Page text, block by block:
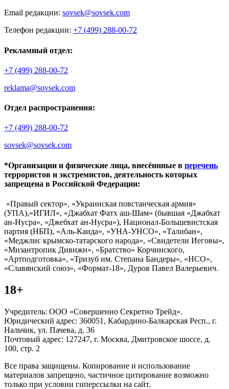
Email редакции: sovsek@sovsek.com
Телефон редакции: +7 (499) 288-00-72
Рекламный отдел:
+7 (499) 288-00-72
reklama@sovsek.com
Отдел распространения:
+7 (499) 288-00-72
sovsek@sovsek.com
*Организации и физические лица, внесённные в перечень
террористов и экстремистов, деятельность которых
запрещена в Российской Федерации:
«Правый сектор», «Украинская повстанческая армия»
(УПА),«ИГИЛ», «Джабхат Фатх аш-Шам» (бывшая «Джабхат
ан-Нусра», «Джебхат ан-Нусра»), Национал-Большевистская
партия (НБП), «Аль-Каида», «УНА-УНСО», «Талибан»,
«Меджлис крымско-татарского народа», «Свидетели Иеговы»,
«Мизантропик Дивижн», «Братство» Корчинского,
«Артподготовка», «Тризуб им. Степана Бандеры», «НСО»,
«Славянский союз», «Формат-18», Дуров Павел Валерьевич.
18+
Учредитель: ООО «Совершенно Секретно Трейд».
Юридический адрес: 360051, Кабардино-Балкарская Респ., г.
Нальчик, ул. Пачева, д. 36
Почтовый адрес: 127247, г. Москва, Дмитровское шоссе, д.
100, стр. 2
Все права защищены. Копирование и использование
материалов запрещено, частичное цитирование возможно
только при условии гиперссылки на сайт.